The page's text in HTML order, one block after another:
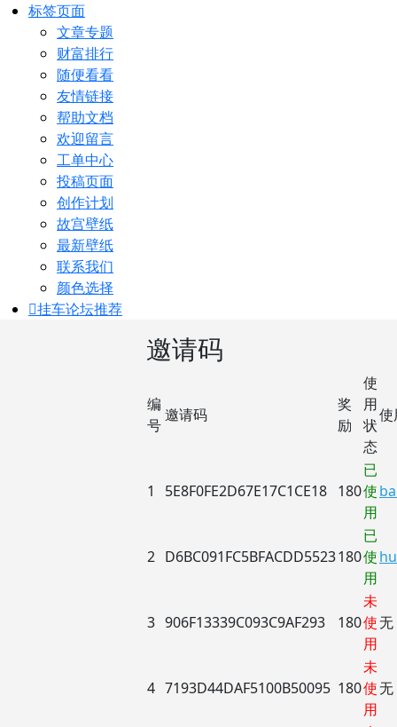
标签页面
文章专题
财富排行
随便看看
友情链接
帮助文档
欢迎留言
工单中心
投稿页面
创作计划
故宫壁纸
最新壁纸
联系我们
颜色选择
挂车论坛推荐
邀请码
编
号
邀请码
奖
励
使
用
状
态
使
1 5E8F0FE2D67E17C1CE18 180
已
使
用
2 D6BC091FC5BFACDD5523180
已
使
用
3 906F13339C093C9AF293 180
未
使
用
无
4 7193D44DAF5100B50095 180
未
使
用
无